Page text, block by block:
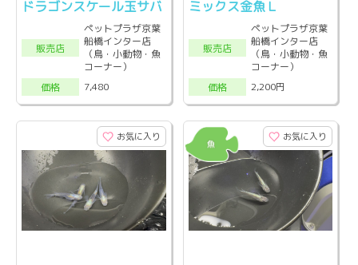
ドラゴンスケール玉サバ
販売店
ペットプラザ京葉
船橋インター店
（鳥・小動物・魚
コーナー）
価格
7,480
ミックス金魚Ｌ
販売店
ペットプラザ京葉
船橋インター店
（鳥・小動物・魚
コーナー）
価格
2,200円
お気に入り お気に入り